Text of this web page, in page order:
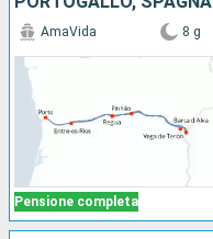
Pensione completa
AmaVida 8 g